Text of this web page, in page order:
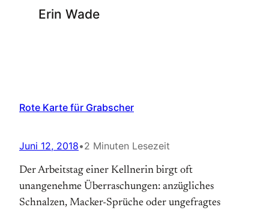
Erin Wade
Rote Karte für Grabscher
Juni 12, 2018•2 Minuten Lesezeit
Der Arbeitstag einer Kellnerin birgt oft
unangenehme Überraschungen: anzügliches
Schnalzen, Macker-Sprüche oder ungefragtes